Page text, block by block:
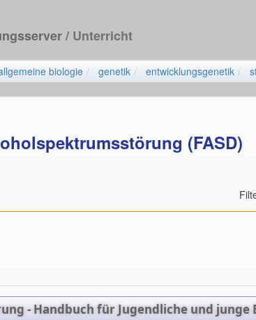
/ Unterricht
biologie genetik entwicklungsgenetik
(FASD)
- Handbuch für Jugendliche und junge